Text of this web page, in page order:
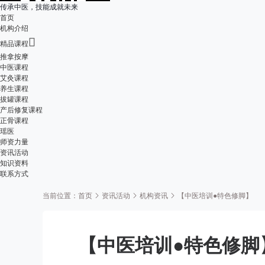
传承中医，技能成就未来
首页
机构介绍
精品课程
推拿按摩
中医课程
艾灸课程
养生课程
拔罐课程
产后修复课程
正骨课程
瑶医
师资力量
资讯活动
知识资料
联系方式
当前位置： 首页 资讯活动 机构资讯 【中医培训●特色修脚】
【中医培训●特色修脚